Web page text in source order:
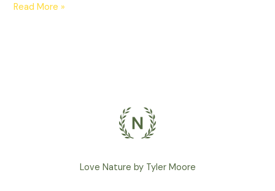
Read More »
Love Nature by Tyler Moore